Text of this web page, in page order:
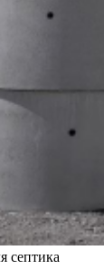
септика